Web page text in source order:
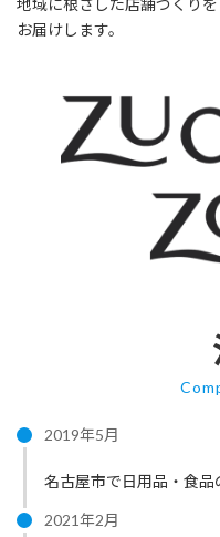
地域に根ざした店舗づくり
お届けします。
2019年5月
名古屋市で日用品・食
2021年2月